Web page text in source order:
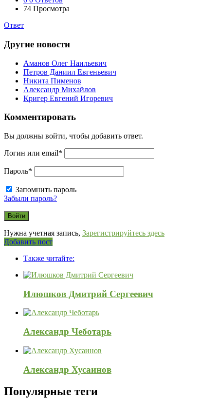
74 Просмотра
Ответ
Другие новости
Аманов Олег Наильевич
Петров Даниил Евгеньевич
Никита Пименов
Александр Михайлов
Кригер Евгений Игоревич
Комментировать
Вы должны войти, чтобы добавить ответ.
Логин или email*
Пароль*
Запомнить пароль
Забыли пароль?
Нужна учетная запись, Зарегистрируйтесь здесь
Боковая
Добавить пост
120x600Также читайте:
Илюшков Дмитрий Сергеевич
Александр Чеботарь
Александр Хусаинов
Популярные теги